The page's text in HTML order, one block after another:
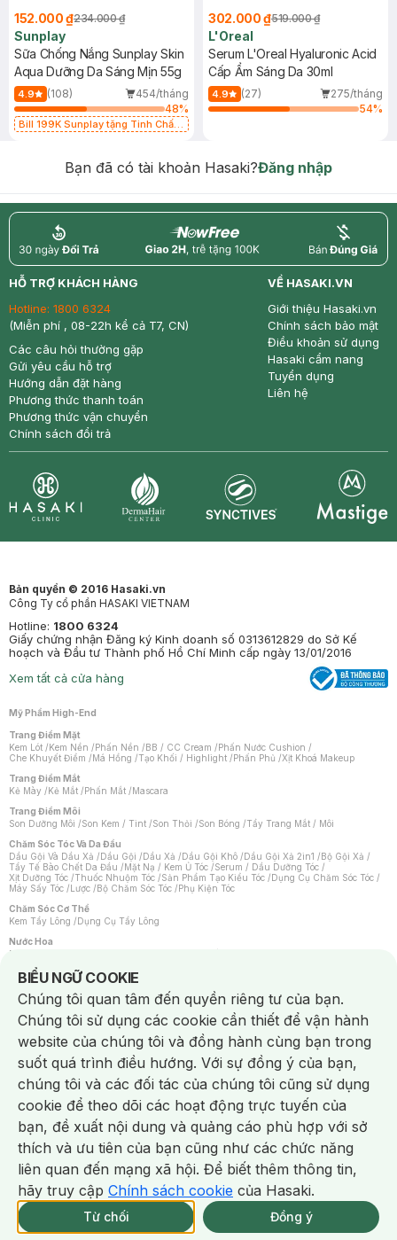
152.000 ₫234.000 ₫
Sunplay
Sữa Chống Nắng Sunplay Skin
Aqua Dưỡng Da Sáng Mịn 55g
4.9 (108)
454/tháng
48%
Bill 199K Sunplay tặng Tinh Chất
302.000 ₫519.000 ₫
L'Oreal
Serum L'Oreal Hyaluronic Acid
Cấp Ẩm Sáng Da 30ml
4.9 (27)
275/tháng
54%
NowFree 2H Giao Nhanh Miễn Phí 2H Xem chi tiết
21/339 CN CÒN SP Mua online
NowFree 2H trễ tặng 100k
Bạn đã có tài khoản Hasaki?Đăng nhập
return nowfree price
HỖ TRỢ KHÁCH HÀNG
Hotline: 1800 6324
(Miễn phí , 08-22h kể cả T7, CN)
Các câu hỏi thường gặp
Gửi yêu cầu hỗ trợ
Hướng dẫn đặt hàng
Phương thức thanh toán
Phương thức vận chuyển
Chính sách đổi trả
VỀ HASAKI.VN
Giới thiệu Hasaki.vn
Chính sách bảo mật
Điều khoản sử dụng
Hasaki cẩm nang
Tuyển dụng
Liên hệ
Bản quyền © 2016 Hasaki.vn
Công Ty cổ phần HASAKI VIETNAM
Hotline: 1800 6324
Giấy chứng nhận Đăng ký Kinh doanh số 0313612829 do Sở Kế
hoạch và Đầu tư Thành phố Hồ Chí Minh cấp ngày 13/01/2016
Xem tất cả cửa hàng
Mỹ Phẩm High-End
Trang Điểm Mặt
Kem Lót /Kem Nền /Phấn Nền /BB / CC Cream /Phấn Nước Cushion /
Che Khuyết Điểm /Má Hồng /Tạo Khối / Highlight /Phấn Phủ /Xịt Khoá Makeup
Trang Điểm Mắt
Kẻ Mày /Kẻ Mắt /Phấn Mắt /Mascara
Trang Điểm Môi
Son Dưỡng Môi /Son Kem / Tint /Son Thỏi /Son Bóng /Tẩy Trang Mắt / Môi
Chăm Sóc Tóc Và Da Đầu
Dầu Gội Và Dầu Xả /Dầu Gội /Dầu Xả /Dầu Gội Khô /Dầu Gội Xả 2in1 /Bộ Gội Xả /
Tẩy Tế Bào Chết Da Đầu /Mặt Nạ / Kem Ủ Tóc /Serum / Dầu Dưỡng Tóc /
Xịt Dưỡng Tóc /Thuốc Nhuộm Tóc /Sản Phẩm Tạo Kiểu Tóc /Dụng Cụ Chăm Sóc Tóc /
Máy Sấy Tóc /Lược /Bộ Chăm Sóc Tóc /Phụ Kiện Tóc
Chăm Sóc Cơ Thể
Kem Tẩy Lông /Dụng Cụ Tẩy Lông
Nước Hoa
Nước Hoa Nữ
Chăm Sóc Cá Nhân
Chống Muỗi /Khẩu Trang /Máy Massage/Mặt Nạ Xông Hơi /Nước Rửa Tay/
Sản Phẩm Chăm Sóc Khác /Bàn Chải Đánh Răng /Bàn Chải Điện/
Hỗ Trợ Trắng Răng/Kem Đánh Răng /Máy Tăm Nước/ Nước Súc Miệng/
Tăm / Chỉ Nha Khoa/ Xịt Thơm Miệng / Dung Dịch Vệ Sinh/Dưỡng Vùng Kín/
Khăn Ướt Vệ Sinh Vùng Kín/Băng Vệ Sinh/Tampon/Bọt Cạo Râu /Dao Cạo Râu/
Máy Cạo Râu
Vấn Đề Về Da
Da Dầu / Lỗ Chân Lông To/ Da Khô / Mất Nước/ Da Lão Hóa/ Da Mụn/
Da Nhạy Cảm / Kích Ứng
Da Xỉn Màu Thâm / Nám / Tàn Nhang
Quầng Thâm & Bọng Mắt /Sẹo /Viêm Da Cơ Địa
Dụng Cụ / Phụ Kiện Chăm Sóc Da
Bông Tẩy Trang
Khăn Lau Mặt Khô Dụng Cụ / Máy Rửa Mặt Máy Chăm Sóc Da
Dụng Cụ Chăm Sóc Khác
BIỂU NGỮ COOKIE
Notice about cookies usage
Chúng tôi quan tâm đến quyền riêng tư của bạn.
Chúng tôi sử dụng các cookie cần thiết để vận hành
website của chúng tôi và đồng hành cùng bạn trong
suốt quá trình điều hướng. Với sự đồng ý của bạn,
chúng tôi và các đối tác của chúng tôi cũng sử dụng
cookie để theo dõi các hoạt động trực tuyến của
bạn, đề xuất nội dung và quảng cáo phù hợp với sở
thích và ưu tiên của bạn cũng như các chức năng
liên quan đến mạng xã hội. Để biết thêm thông tin,
hãy truy cập Chính sách cookie của Hasaki.
Từ chối Đồng ý